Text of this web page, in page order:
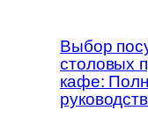
Выбор
столовых
кафе: